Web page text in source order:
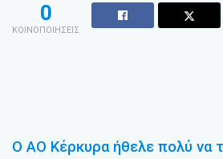
0
ΚΟΙΝΟΠΟΙΗΣΕΙΣ
Ο ΑΟ Κέρκυρα ήθελε πολύ να